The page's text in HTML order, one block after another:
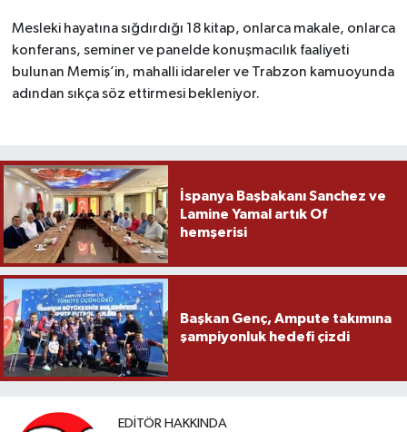
Mesleki hayatına sığdırdığı 18 kitap, onlarca makale, onlarca
konferans, seminer ve panelde konuşmacılık faaliyeti
bulunan Memiş’in, mahalli idareler ve Trabzon kamuoyunda
adından sıkça söz ettirmesi bekleniyor.
İspanya Başbakanı Sanchez ve
Lamine Yamal artık Of
hemşerisi
Başkan Genç, Ampute takımına
şampiyonluk hedefi çizdi
EDITÖR HAKKINDA